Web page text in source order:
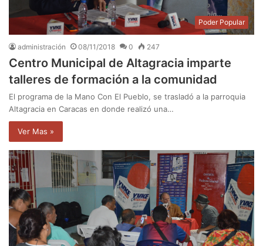
Poder Popular
administración 08/11/2018 0 247
Centro Municipal de Altagracia imparte
talleres de formación a la comunidad
El programa de la Mano Con El Pueblo, se trasladó a la parroquia
Altagracia en Caracas en donde realizó una…
Ver Mas »